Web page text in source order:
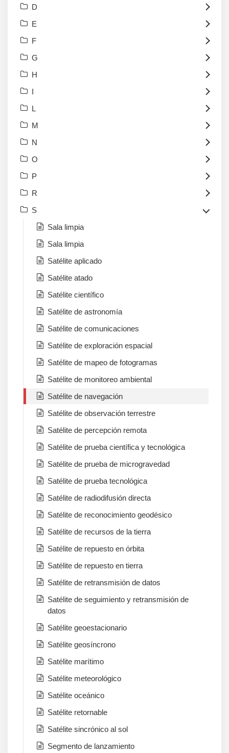
D
E
F
G
H
I
L
M
N
O
P
R
S
Sala limpia
Sala limpia
Satélite aplicado
Satélite atado
Satélite científico
Satélite de astronomía
Satélite de comunicaciones
Satélite de exploración espacial
Satélite de mapeo de fotogramas
Satélite de monitoreo ambiental
Satélite de navegación
Satélite de observación terrestre
Satélite de percepción remota
Satélite de prueba científica y tecnológica
Satélite de prueba de microgravedad
Satélite de prueba tecnológica
Satélite de radiodifusión directa
Satélite de reconocimiento geodésico
Satélite de recursos de la tierra
Satélite de repuesto en órbita
Satélite de repuesto en tierra
Satélite de retransmisión de datos
Satélite de seguimiento y retransmisión de
datos
Satélite geoestacionario
Satélite geosíncrono
Satélite marítimo
Satélite meteorológico
Satélite oceánico
Satélite retornable
Satélite sincrónico al sol
Segmento de lanzamiento